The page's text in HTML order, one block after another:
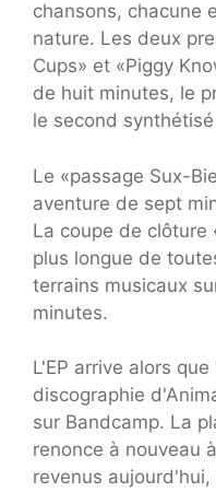
chansons, chacune
nature. Les deux
Cups» et «Piggy
de huit minutes, le
le second
Le «passage Sux-
aventure de sept
La coupe de clôture
plus longue de
terrains musicaux
minutes.
L'EP arrive alors
discographie
sur Bandcamp. La
renonce à nouveau
revenus